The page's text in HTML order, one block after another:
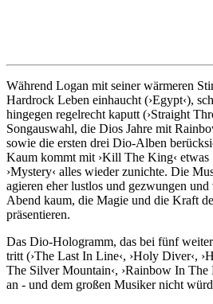
Während Logan mit seiner wärmeren
Hardrock Leben einhaucht (›Egypt‹),
hingegen regelrecht kaputt (›Straight
Songauswahl, die Dios Jahre mit
sowie die ersten drei Dio-Alben
Kaum kommt mit ›Kill The King‹ etwas
›Mystery‹ alles wieder zunichte. Die
agieren eher lustlos und gezwungen und
Abend kaum, die Magie und die Kraft
präsentieren.
Das Dio-Hologramm, das bei fünf
tritt (›The Last In Line‹, ›Holy Diver‹,
The Silver Mountain‹, ›Rainbow In The
an - und dem großen Musiker nicht